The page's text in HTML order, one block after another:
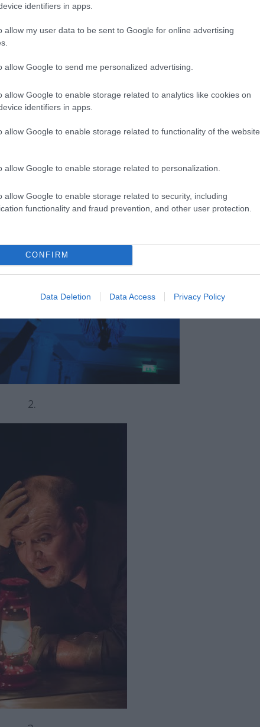
identifiers in apps.
allow my user data to be sent to Google for online advertising
allow Google to send me personalized advertising.
allow Google to enable storage related to analytics like cookies on
identifiers in apps.
allow Google to enable storage related to functionality of the website
allow Google to enable storage related to personalization.
allow Google to enable storage related to security, including
functionality and fraud prevention, and other user protection.
CONFIRM
Data Deletion Data Access Privacy Policy
1.
2.